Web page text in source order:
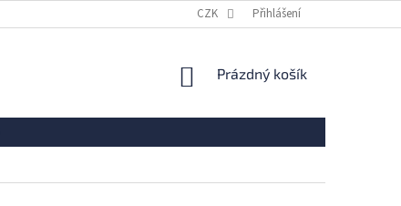
REKLAMACE VRÁCENÍ ZBOŽÍ
CZK Přihlášení
NÁKUPNÍ
Prázdný košík